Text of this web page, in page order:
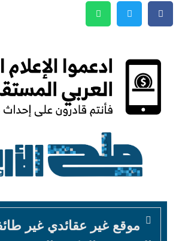
موقع غير عقائدي غير